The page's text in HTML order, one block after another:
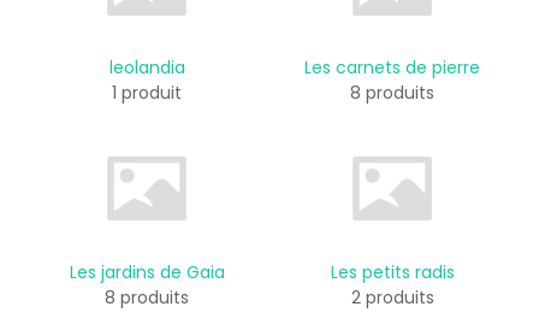
leolandia
1 produit
Les carnets de pierre
8 produits
Les jardins de Gaia
8 produits
Les petits radis
2 produits